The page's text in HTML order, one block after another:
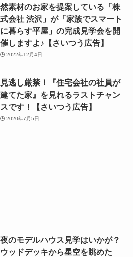
然素材のお家を提案している「株
式会社 渋沢」が「家族でスマート
に暮らす平屋」の完成見学会を開
催しますよ♪【さいつう広告】
2022年12月4日
見逃し厳禁！『住宅会社の社員が
建てた家』を見れるラストチャン
スです！【さいつう広告】
2020年7月5日
夜のモデルハウス見学はいかが？
ウッドデッキから星空を眺めた